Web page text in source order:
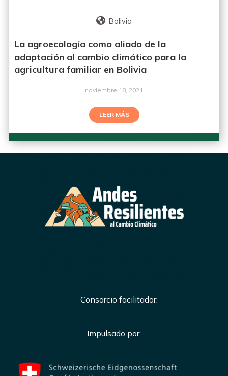
Bolivia
La agroecología como aliado de la
adaptación al cambio climático para la
agricultura familiar en Bolivia
noviembre 18, 2021
LEER MÁS
Consorcio facilitador:
Impulsado por: